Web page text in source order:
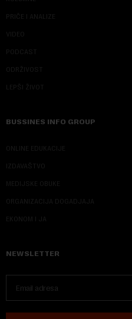
PRIČE I ANALIZE
VIDEO
PODCAST
ODRŽIVOST
LEPŠI ŽIVOT
BUSSINES INFO GROUP
ONLINE EDUKACIJE
IZDAVAŠTVO
MEDIJSKE OBUKE
ORGANIZACIJA DOGADJAJA
EKONOM I JA
NEWSLETTER